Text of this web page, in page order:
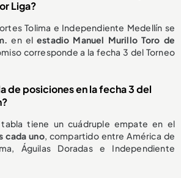
Liga?
Tolima e Independiente Medellín se
en elestadio Manuel Murillo Toro de
corresponde a la fecha 3 del Torneo
de posiciones en la fecha 3 del
tiene un cuádruple empate en el
cada uno, compartido entre América de
Águilas Doradas e Independiente